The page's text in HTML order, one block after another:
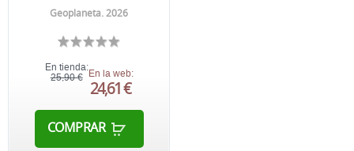
Geoplaneta. 2026
En tienda:
25,90 € En la web:
24,61 €
COMPRAR